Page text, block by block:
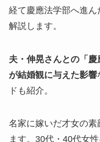
経て慶應法学部へ進ん
解説します。
夫・伸晃さんとの「
が結婚観に与えた影響
ドも紹介。
名家に嫁いだ才女の素
ます。30代・40代女